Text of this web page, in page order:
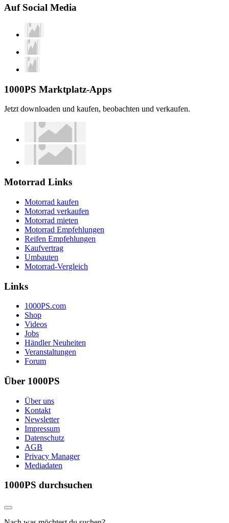
Auf Social Media
1000PS Marktplatz-Apps
Jetzt downloaden und kaufen, beobachten und verkaufen.
Motorrad Links
Motorrad kaufen
Motorrad verkaufen
Motorrad mieten
Motorrad Empfehlungen
Reifen Empfehlungen
Kaufvertrag
Umbauten
Motorrad-Vergleich
Links
1000PS.com
Shop
Videos
Jobs
Händler Neuheiten
Veranstaltungen
Forum
Über 1000PS
Über uns
Kontakt
Newsletter
Impressum
Datenschutz
AGB
Privacy Manager
Mediadaten
1000PS durchsuchen